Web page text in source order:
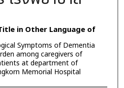
in Other Language of
Symptoms of Dementia
among caregivers of
at department of
Memorial Hospital